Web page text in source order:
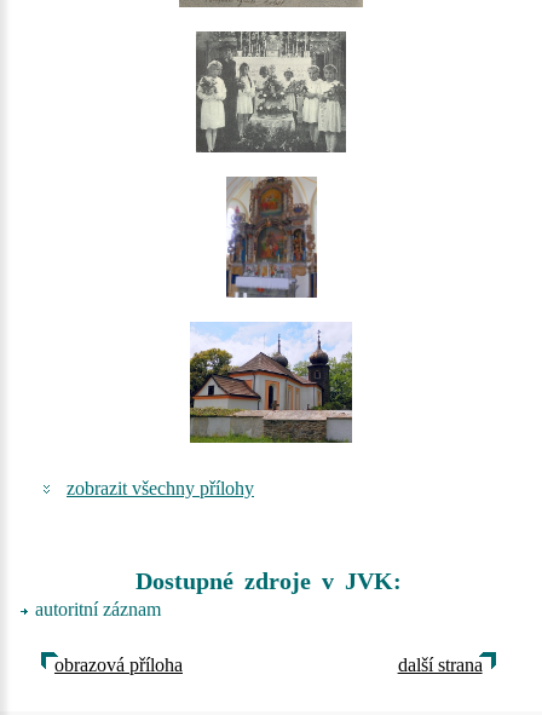
zobrazit všechny přílohy
Dostupné zdroje v JVK:
autoritní záznam
obrazová příloha další strana